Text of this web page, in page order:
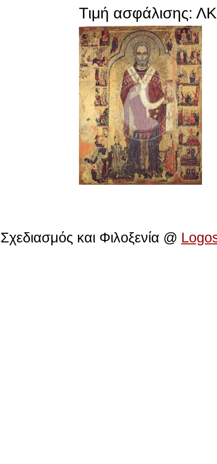
Τιμή ασφάλισης: ΛΚ.
Σχεδιασμός και Φιλοξενία @